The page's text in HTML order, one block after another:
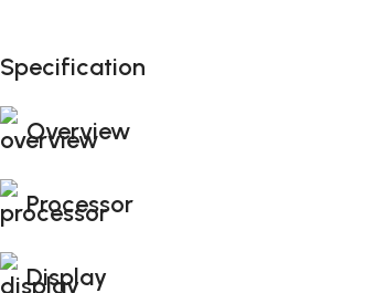
Fino al 12 Ottobre...
Specification
Overview
Processor
Display